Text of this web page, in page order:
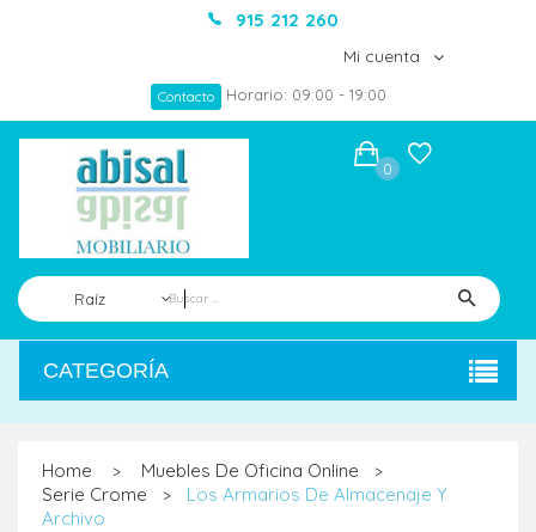
915 212 260
Mi cuenta
Contacto Horario: 09:00 - 19:00
Raíz
0
CATEGORÍA
Home > Muebles De Oficina Online >
Serie Crome >
Los Armarios De Almacenaje Y
Archivo